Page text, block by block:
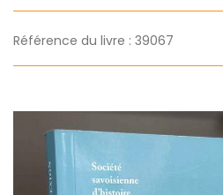
Référence du livre : 39067